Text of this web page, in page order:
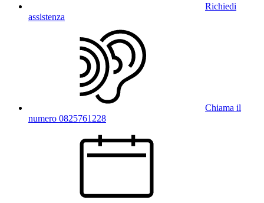
Richiedi
assistenza
Chiama il
numero 0825761228